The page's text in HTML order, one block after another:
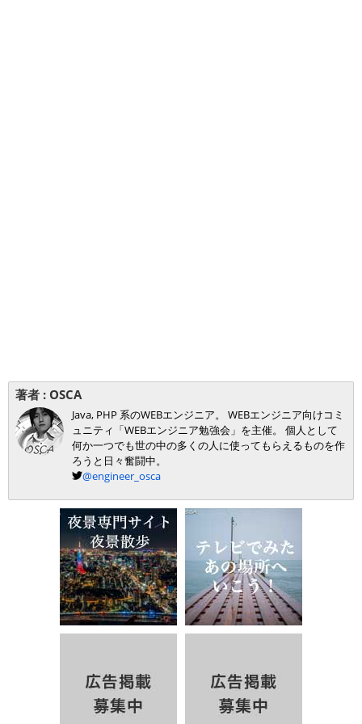
著者 : OSCA
Java, PHP 系のWEBエンジニア。 WEBエンジニア向けコミ
ュニティ「WEBエンジニア勉強会」を主催。 個人として
何か一つでも世の中の多くの人に使ってもらえるものを作
ろうと日々奮闘中。
@engineer_osca